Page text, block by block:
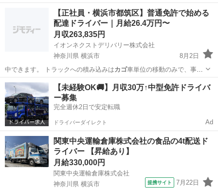
ゴ積み・カゴ卸しメインで荷卸し補助者もいるため、体への負担が少
なくすぐに仕事が覚えられます。 輸送形態:チャーター、スポット、小
口混載など 主要エリア:中四国を中心...
【正社員・横浜市都筑区】普通免許で始める
配達ドライバー｜月給26.4万円〜
月収263,835円
イオンネクストデリバリー株式会社
神奈川県 横浜市
8月2日
中できます。 トラックへの積み込みはカゴ車単位の移動のみで、事務
作業は他のメン…
神奈川 横浜市 物流 未経験
【未経験OK🚚】月収30万↑中型免許ドライバ
ー募集
完全週休2日で安定転職
ドライバーダイレクト Ad
関東中央運輸倉庫株式会社の食品の4t配送ド
ライバー 【昇給あり】
月給330,000円
関東中央運輸倉庫株式会社
神奈川県 横浜市
提携サイト 7月22日